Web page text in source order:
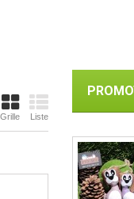
Grille Liste